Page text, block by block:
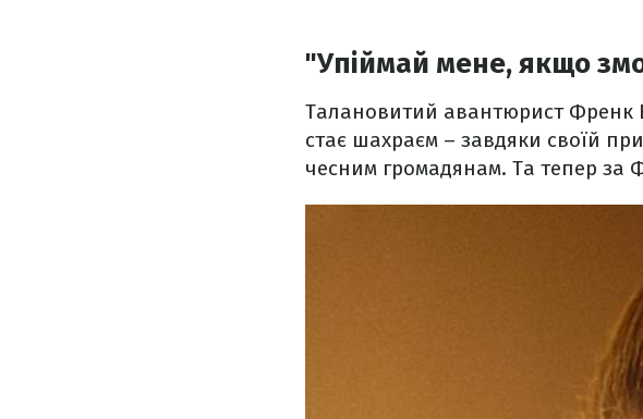
"Упіймай мене, якщо
Талановитий авантюрист Френк
стає шахраєм – завдяки своїй
чесним громадянам. Та тепер за